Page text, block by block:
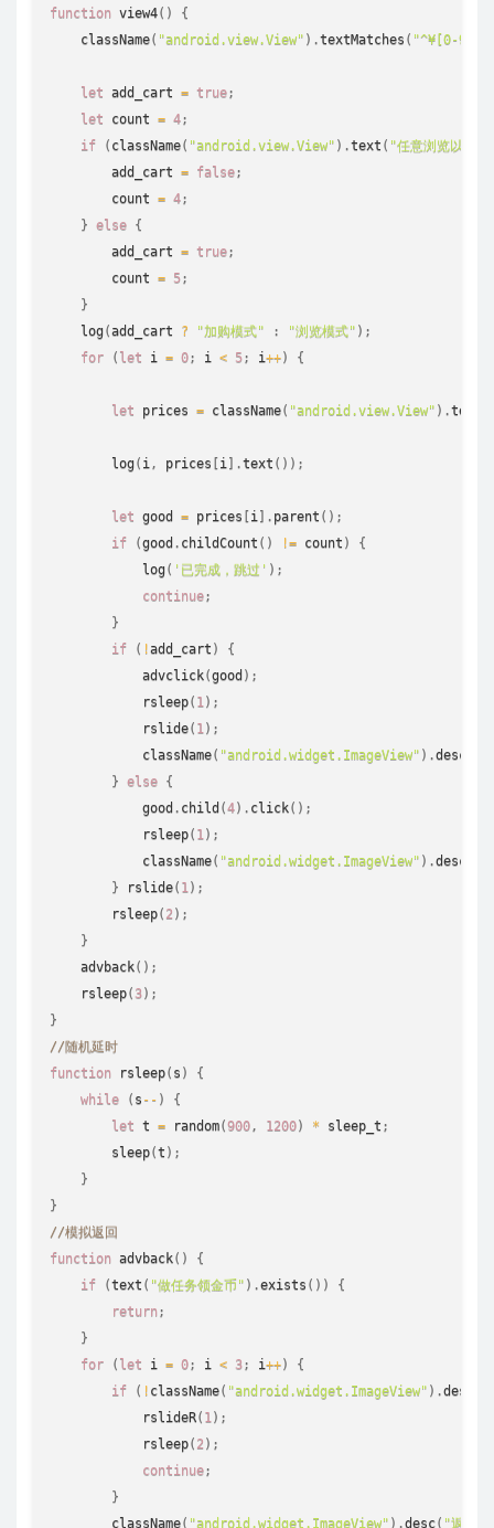
function view4( )
{
className( "android.view.View" ) .textMatches ( "^¥[0-
let add_cart = true;
let count = 4;
if
( className( "android.view.View" ) .text ( "任意浏览以下5
        add_cart
= false;
        count
= 4;
} else {
        add_cart
= true;
        count
= 5;
}
log(add_cart ? "加购模式" : "浏览模式" ) ;
for
( let i = 0; i < 5; i++) {
let prices = className( "android.view.View" ) .
log( i, prices [ i] .text ( ) ) ;
let good = prices [ i] . parent ( ) ;
if
(good . childCount ( ) != count )
{
log( '已完成，跳过' ) ;
continue;
}
if
( !add_cart )
{
advclick(good ) ;
rsleep( 1) ;
rslide( 1) ;
className( "android.widget.ImageView" ) .desc
} else {
            good
. child (4) . click( ) ;
rsleep( 1) ;
className( "android.widget.ImageView" ) .desc
}
rslide( 1) ;
rsleep( 2 ) ;
}
advback( ) ;
rsleep( 3) ;
}
//随机延时
function
rsleep( s )
{
while
( s -- )
{
let t = random(900, 1200) * sleep_t ;
sleep(t ) ;
}
}
//模拟返回
function advback( )
{
if
(text ( "做任务领金币" ) .exists ( ) )
{
return;
}
for
( let i = 0; i < 3; i++)
{
if
( ! className( "android.widget.ImageView" ) .desc
rslideR( 1) ;
rsleep( 2 ) ;
continue;
}
className( "android.widget.ImageView" ) .desc( "返回"